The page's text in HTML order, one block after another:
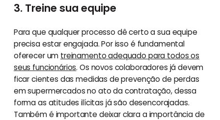
3. Treine sua equipe
Para que qualquer processo dê certo a sua equipe
precisa estar engajada. Por isso é fundamental
oferecer um treinamento adequado para todos os
seus funcionários. Os novos colaboradores já devem
ficar cientes das medidas de prevenção de perdas
em supermercados no ato da contratação, dessa
forma as atitudes ilícitas já são desencorajadas.
Também é importante deixar clara a importância de